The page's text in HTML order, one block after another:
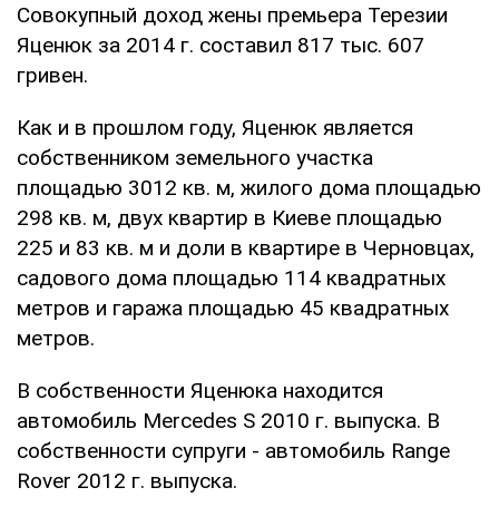
Совокупный доход жены премьера Терезии
Яценюк за 2014 г. составил 817 тыс. 607
гривен.
Как и в прошлом году, Яценюк является
собственником земельного участка
площадью 3012 кв. м, жилого дома площадью
298 кв. м, двух квартир в Киеве площадью
225 и 83 кв. м и доли в квартире в Черновцах,
садового дома площадью 114 квадратных
метров и гаража площадью 45 квадратных
метров.
В собственности Яценюка находится
автомобиль Mercedes S 2010 г. выпуска. В
собственности супруги - автомобиль Range
Rover 2012 г. выпуска.